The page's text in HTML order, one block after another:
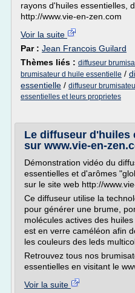
rayons d'huiles essentielles,
http://www.vie-en-zen.com
Voir la suite
Par : Jean Francois Guilard
Thèmes liés : diffuseur
brumisateur d huile essentielle /
essentielle / diffuseur
essentielles et leurs proprietes
Le diffuseur d'huiles
sur www.vie-en-
Démonstration vidéo du
essentielles et d'arômes
sur le site web http://
Ce diffuseur utilise la
pour générer une brume,
molécules actives des
est en verre caméléon afin
les couleurs des leds
Retrouvez tous nos
essentielles en visitant le
Voir la suite